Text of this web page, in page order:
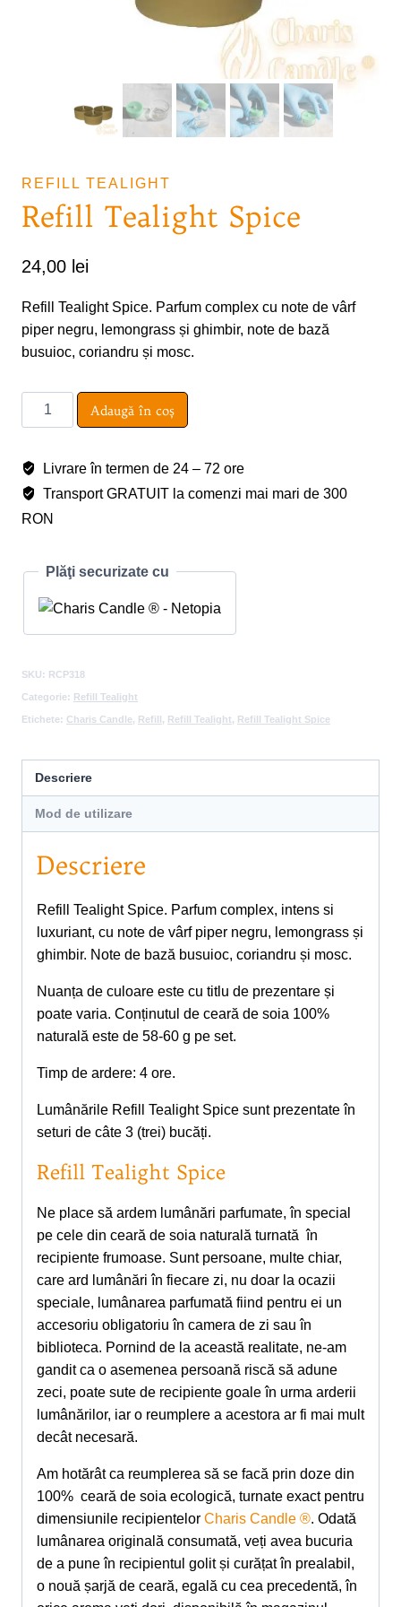
REFILL TEALIGHT
Refill Tealight Spice
24,00 lei
Refill Tealight Spice. Parfum complex cu note de vârf
piper negru, lemongrass și ghimbir, note de bază
busuioc, coriandru și mosc.
Cantitate
Refill
Spice
Adaugă în coș
Livrare în termen de 24 – 72 ore
Transport GRATUIT la comenzi mai mari de 300
RON
Plăţi securizate cu
SKU: RCP318
Categorie: Refill Tealight
Etichete: Charis Candle, Refill, Refill Tealight, Refill Tealight Spice
Descriere
Mod de utilizare
Descriere
Refill Tealight Spice. Parfum complex, intens si
luxuriant, cu note de vârf piper negru, lemongrass și
ghimbir. Note de bază busuioc, coriandru și mosc.
Nuanța de culoare este cu titlu de prezentare și
poate varia. Conținutul de ceară de soia 100%
naturală este de 58-60 g pe set.
Timp de ardere: 4 ore.
Lumânările Refill Tealight Spice sunt prezentate în
seturi de câte 3 (trei) bucăți.
Refill Tealight Spice
Ne place să ardem lumânări parfumate, în special
pe cele din ceară de soia naturală turnată în
recipiente frumoase. Sunt persoane, multe chiar,
care ard lumânări în fiecare zi, nu doar la ocazii
speciale, lumânarea parfumată fiind pentru ei un
accesoriu obligatoriu în camera de zi sau în
biblioteca. Pornind de la această realitate, ne-am
gandit ca o asemenea persoană riscă să adune
zeci, poate sute de recipiente goale în urma arderii
lumânărilor, iar o reumplere a acestora ar fi mai mult
decât necesară.
Am hotărât ca reumplerea să se facă prin doze din
100% ceară de soia ecologică, turnate exact pentru
dimensiunile recipientelor Charis Candle ®. Odată
lumânarea originală consumată, veți avea bucuria
de a pune în recipientul golit și curățat în prealabil,
o nouă șarjă de ceară, egală cu cea precedentă, în